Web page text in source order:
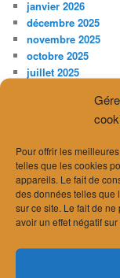
Pour offrir les
telles que les cookies
appareils. Le fait de
des données telles que
sur ce site. Le fait de
avoir un effet négatif
janvier 2026
décembre 2025
novembre 2025
octobre 2025
juillet 2025
décembre 2024
septembre 2024
août 2024
juillet 2024
juin 2024
avril 2024
février 2024